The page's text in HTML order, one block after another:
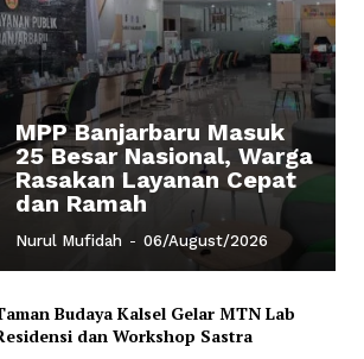
MPP Banjarbaru Masuk
25 Besar Nasional, Warga
Rasakan Layanan Cepat
dan Ramah
Nurul Mufidah - 06/August/2026
Budaya Kalsel Gelar MTN Lab
dan Workshop Sastra